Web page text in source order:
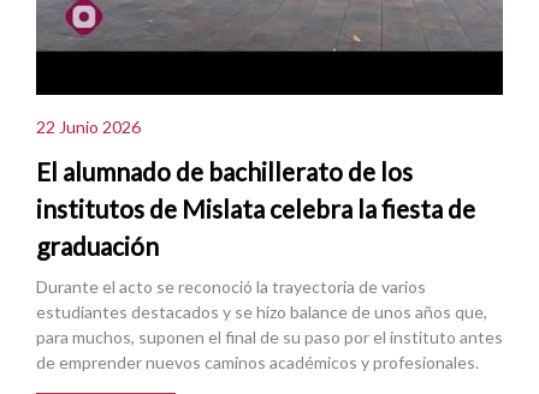
22 Junio 2026
El alumnado de bachillerato de los
institutos de Mislata celebra la fiesta de
graduación
Durante el acto se reconoció la trayectoria de varios
estudiantes destacados y se hizo balance de unos años que,
para muchos, suponen el final de su paso por el instituto antes
de emprender nuevos caminos académicos y profesionales.